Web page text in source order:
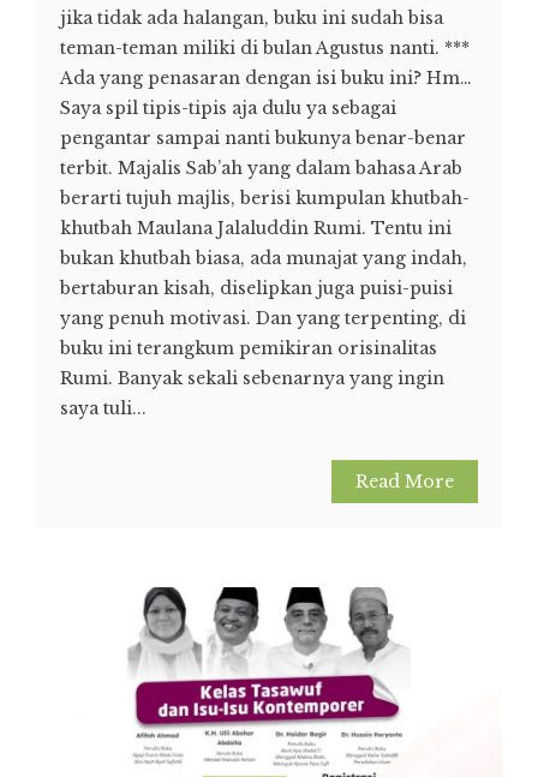
jika tidak ada halangan, buku ini sudah bisa
teman-teman miliki di bulan Agustus nanti. ***
Ada yang penasaran dengan isi buku ini? Hm…
Saya spil tipis-tipis aja dulu ya sebagai
pengantar sampai nanti bukunya benar-benar
terbit. Majalis Sab’ah yang dalam bahasa Arab
berarti tujuh majlis, berisi kumpulan khutbah-
khutbah Maulana Jalaluddin Rumi. Tentu ini
bukan khutbah biasa, ada munajat yang indah,
bertaburan kisah, diselipkan juga puisi-puisi
yang penuh motivasi. Dan yang terpenting, di
buku ini terangkum pemikiran orisinalitas
Rumi. Banyak sekali sebenarnya yang ingin
saya tuli...
Read More